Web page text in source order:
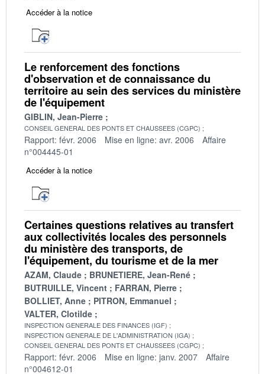
Accéder à la notice
Le renforcement des fonctions
d'observation et de connaissance du
territoire au sein des services du ministère
de l'équipement
GIBLIN, Jean-Pierre
CONSEIL GENERAL DES PONTS ET CHAUSSEES (CGPC)
Rapport: févr. 2006 Mise en ligne: avr. 2006
Affaire
n°004445-01
Accéder à la notice
Certaines questions relatives au transfert
aux collectivités locales des personnels
du ministère des transports, de
l'équipement, du tourisme et de la mer
AZAM, Claude
BRUNETIERE, Jean-René
BUTRUILLE, Vincent
FARRAN, Pierre
BOLLIET, Anne
PITRON, Emmanuel
VALTER, Clotilde
INSPECTION GENERALE DES FINANCES (IGF)
INSPECTION GENERALE DE L'ADMINISTRATION (IGA)
CONSEIL GENERAL DES PONTS ET CHAUSSEES (CGPC)
Rapport: févr. 2006 Mise en ligne: janv. 2007
Affaire
n°004612-01